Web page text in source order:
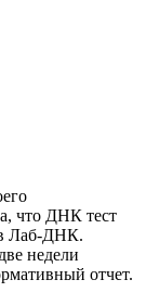
что ДНК тест
в Лаб-ДНК.
недели
отчет.